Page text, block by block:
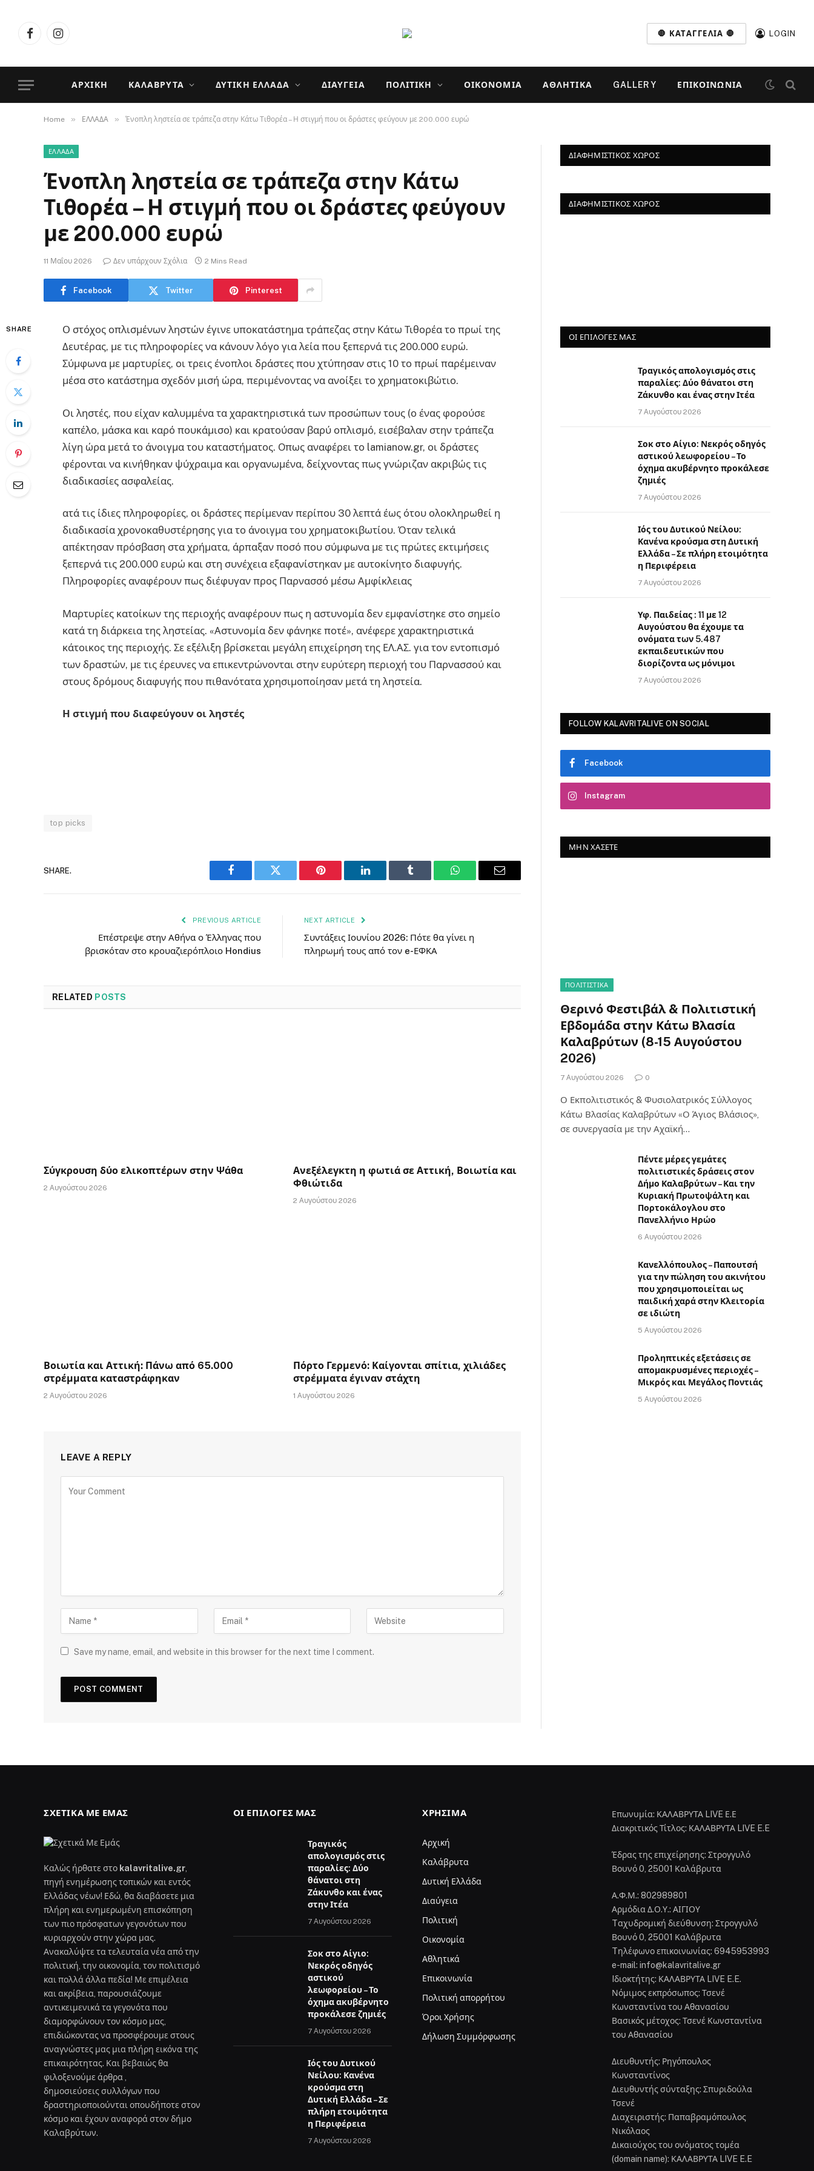
FacebookInstagram
🛑 ΚΑΤΑΓΓΕΛΊΑ 🛑 LOGIN
ΑΡΧΙΚΉ ΚΑΛΆΒΡΥΤΑ ΔΥΤΙΚΉ ΕΛΛΆΔΑ ΔΙΑΎΓΕΙΑ ΠΟΛΙΤΙΚΉ ΟΙΚΟΝΟΜΊΑ ΑΘΛΗΤΙΚΆ GALLERY ΕΠΙΚΟΙΝΩΝΊΑ
Home » ΕΛΛΑΔΑ » Ένοπλη ληστεία σε τράπεζα στην Κάτω Τιθορέα – Η στιγμή που οι δράστες φεύγουν με 200.000 ευρώ
ΕΛΛΑΔΑ
Ένοπλη ληστεία σε τράπεζα στην Κάτω
Τιθορέα – Η στιγμή που οι δράστες φεύγουν
με 200.000 ευρώ
11 Μαΐου 2026 Δεν υπάρχουν Σχόλια 2 Mins Read
Facebook Twitter Pinterest
SHARE
Ο στόχος οπλισμένων ληστών έγινε υποκατάστημα τράπεζας στην Κάτω Τιθορέα το πρωί της
Δευτέρας, με τις πληροφορίες να κάνουν λόγο για λεία που ξεπερνά τις 200.000 ευρώ.
Σύμφωνα με μαρτυρίες, οι τρεις ένοπλοι δράστες που χτύπησαν στις 10 το πρωί παρέμειναν
μέσα στο κατάστημα σχεδόν μισή ώρα, περιμένοντας να ανοίξει το χρηματοκιβώτιο.
Οι ληστές, που είχαν καλυμμένα τα χαρακτηριστικά των προσώπων τους (ο ένας φορούσε
καπέλο, μάσκα και καρό πουκάμισο) και κρατούσαν βαρύ οπλισμό, εισέβαλαν στην τράπεζα
λίγη ώρα μετά το άνοιγμα του καταστήματος. Oπως αναφέρει το lamianow.gr, οι δράστες
φέρονται να κινήθηκαν ψύχραιμα και οργανωμένα, δείχνοντας πως γνώριζαν ακριβώς τις
διαδικασίες ασφαλείας.
ατά τις ίδιες πληροφορίες, οι δράστες περίμεναν περίπου 30 λεπτά έως ότου ολοκληρωθεί η
διαδικασία χρονοκαθυστέρησης για το άνοιγμα του χρηματοκιβωτίου. Όταν τελικά
απέκτησαν πρόσβαση στα χρήματα, άρπαξαν ποσό που σύμφωνα με τις πρώτες εκτιμήσεις
ξεπερνά τις 200.000 ευρώ και στη συνέχεια εξαφανίστηκαν με αυτοκίνητο διαφυγής.
Πληροφορίες αναφέρουν πως διέφυγαν προς Παρνασσό μέσω Αμφίκλειας
Μαρτυρίες κατοίκων της περιοχής αναφέρουν πως η αστυνομία δεν εμφανίστηκε στο σημείο
κατά τη διάρκεια της ληστείας. «Αστυνομία δεν φάνηκε ποτέ», ανέφερε χαρακτηριστικά
κάτοικος της περιοχής. Σε εξέλιξη βρίσκεται μεγάλη επιχείρηση της ΕΛ.ΑΣ. για τον εντοπισμό
των δραστών, με τις έρευνες να επικεντρώνονται στην ευρύτερη περιοχή του Παρνασσού και
στους δρόμους διαφυγής που πιθανότατα χρησιμοποίησαν μετά τη ληστεία.
Η στιγμή που διαφεύγουν οι ληστές
top picks
SHARE.
Facebook Twitter Pinterest LinkedIn Tumblr WhatsAppEmail
PREVIOUS ARTICLE
Επέστρεψε στην Αθήνα ο Έλληνας που
βρισκόταν στο κρουαζιερόπλοιο Hondius
NEXT ARTICLE
Συντάξεις Ιουνίου 2026: Πότε θα γίνει η
πληρωμή τους από τον e-ΕΦΚΑ
RELATED POSTS
Σύγκρουση δύο ελικοπτέρων στην Ψάθα
2 Αυγούστου 2026
Ανεξέλεγκτη η φωτιά σε Αττική, Βοιωτία και
Φθιώτιδα
2 Αυγούστου 2026
Βοιωτία και Αττική: Πάνω από 65.000
στρέμματα καταστράφηκαν
2 Αυγούστου 2026
Πόρτο Γερμενό: Καίγονται σπίτια, χιλιάδες
στρέμματα έγιναν στάχτη
1 Αυγούστου 2026
LEAVE A REPLY
Save my name, email, and website in this browser for the next time I comment.
ΔΙΑΦΗΜΙΣΤΙΚΌΣ ΧΏΡΟΣ
ΔΙΑΦΗΜΙΣΤΙΚΌΣ ΧΏΡΟΣ
ΟΙ ΕΠΙΛΟΓΈΣ ΜΑΣ
Τραγικός απολογισμός στις
παραλίες: Δύο θάνατοι στη
Ζάκυνθο και ένας στην Ιτέα
7 Αυγούστου 2026
Σοκ στο Αίγιο: Νεκρός οδηγός
αστικού λεωφορείου – Το
όχημα ακυβέρνητο προκάλεσε
ζημιές
7 Αυγούστου 2026
Ιός του Δυτικού Νείλου:
Κανένα κρούσμα στη Δυτική
Ελλάδα – Σε πλήρη ετοιμότητα
η Περιφέρεια
7 Αυγούστου 2026
Υφ. Παιδείας : 11 με 12
Αυγούστου θα έχουμε τα
ονόματα των 5.487
εκπαιδευτικών που
διορίζοντα ως μόνιμοι
7 Αυγούστου 2026
FOLLOW KALAVRITALIVE ON SOCIAL
Facebook
Instagram
ΜΗΝ ΧΆΣΕΤΕ
ΠΟΛΙΤΙΣΤΙΚΑ
Θερινό Φεστιβάλ & Πολιτιστική
Εβδομάδα στην Κάτω Βλασία
Καλαβρύτων (8-15 Αυγούστου
2026)
7 Αυγούστου 2026 0
Ο Εκπολιτιστικός & Φυσιολατρικός Σύλλογος
Κάτω Βλασίας Καλαβρύτων «Ο Άγιος Βλάσιος»,
σε συνεργασία με την Αχαϊκή…
Πέντε μέρες γεμάτες
πολιτιστικές δράσεις στον
Δήμο Καλαβρύτων – Και την
Κυριακή Πρωτοψάλτη και
Πορτοκάλογλου στο
Πανελλήνιο Ηρώο
6 Αυγούστου 2026
Κανελλόπουλος – Παπουτσή
για την πώληση του ακινήτου
που χρησιμοποιείται ως
παιδική χαρά στην Κλειτορία
σε ιδιώτη
5 Αυγούστου 2026
Προληπτικές εξετάσεις σε
απομακρυσμένες περιοχές –
Μικρός και Μεγάλος Ποντιάς
5 Αυγούστου 2026
ΣΧΕΤΙΚΆ ΜΕ ΕΜΆΣ
Καλώς ήρθατε στο kalavritalive.gr,
πηγή ενημέρωσης τοπικών και εντός
Ελλάδας νέων! Εδώ, θα διαβάσετε μια
πλήρη και ενημερωμένη επισκόπηση
των πιο πρόσφατων γεγονότων που
κυριαρχούν στην χώρα μας.
Ανακαλύψτε τα τελευταία νέα από την
πολιτική, την οικονομία, τον πολιτισμό
και πολλά άλλα πεδία! Με επιμέλεια
και ακρίβεια, παρουσιάζουμε
αντικειμενικά τα γεγονότα που
διαμορφώνουν τον κόσμο μας,
επιδιώκοντας να προσφέρουμε στους
αναγνώστες μας μια πλήρη εικόνα της
επικαιρότητας. Και βεβαιώς θα
φιλοξενούμε άρθρα ,
δημοσιεύσεις συλλόγων που
δραστηριοποιούνται οπουδήποτε στον
κόσμο και έχουν αναφορά στον δήμο
Καλαβρύτων.
ΟΙ ΕΠΙΛΟΓΈΣ ΜΑΣ
Τραγικός
απολογισμός στις
παραλίες: Δύο
θάνατοι στη
Ζάκυνθο και ένας
στην Ιτέα
7 Αυγούστου 2026
Σοκ στο Αίγιο:
Νεκρός οδηγός
αστικού
λεωφορείου – Το
όχημα ακυβέρνητο
προκάλεσε ζημιές
7 Αυγούστου 2026
Ιός του Δυτικού
Νείλου: Κανένα
κρούσμα στη
Δυτική Ελλάδα – Σε
πλήρη ετοιμότητα
η Περιφέρεια
7 Αυγούστου 2026
ΧΡΉΣΙΜΑ
Αρχική
Καλάβρυτα
Δυτική Ελλάδα
Διαύγεια
Πολιτική
Οικονομία
Αθλητικά
Επικοινωνία
Πολιτική απορρήτου
Όροι Χρήσης
Δήλωση Συμμόρφωσης
Επωνυμία: ΚΑΛΑΒΡΥΤΑ LIVE Ε.Ε
Διακριτικός Τίτλος: ΚΑΛΑΒΡΥΤΑ LIVE E.E
Έδρας της επιχείρησης: Στρογγυλό
Βουνό 0, 25001 Καλάβρυτα
Α.Φ.Μ.: 802989801
Αρμόδια Δ.Ο.Υ.: ΑΙΓΙΟΥ
Tαχυδρομική διεύθυνση: Στρογγυλό
Βουνό 0, 25001 Καλάβρυτα
Tηλέφωνο επικοινωνίας: 6945953993
e-mail: info@kalavritalive.gr
Iδιοκτήτης: ΚΑΛΑΒΡΥΤΑ LIVE E.E.
Νόμιμος εκπρόσωπος: Τσενέ
Κωνσταντίνα του Αθανασίου
Βασικός μέτοχος: Τσενέ Κωνσταντίνα
του Αθανασίου
Διευθυντής: Ρηγόπουλος
Κωνσταντίνος
Διευθυντής σύνταξης: Σπυριδούλα
Τσενέ
Διαχειριστής: Παπαβραμόπουλος
Νικόλαος
Δικαιούχος του ονόματος τομέα
(domain name): ΚΑΛΑΒΡΥΤΑ LIVE E.E